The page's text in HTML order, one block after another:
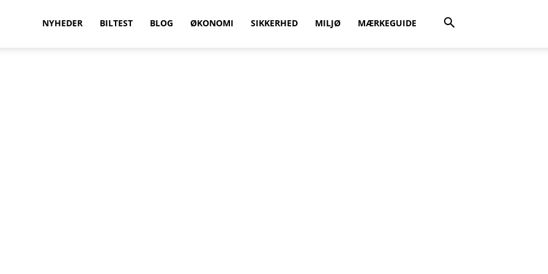
NYHEDER BILTEST BLOG ØKONOMI SIKKERHED MILJØ MÆRKEGUIDE